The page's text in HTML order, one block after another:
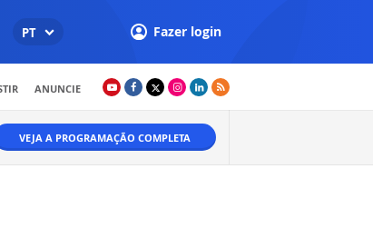
PT Fazer login
ANUNCIE
VEJA A PROGRAMAÇÃO COMPLETA